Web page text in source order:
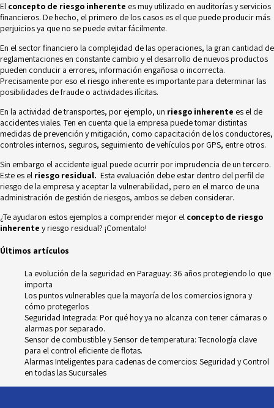
El concepto de riesgo inherente es muy utilizado en auditorías y servicios
financieros. De hecho, el primero de los casos es el que puede producir más
perjuicios ya que no se puede evitar fácilmente.
En el sector financiero la complejidad de las operaciones, la gran cantidad de
reglamentaciones en constante cambio y el desarrollo de nuevos productos
pueden conducir a errores, información engañosa o incorrecta.
Precisamente por eso el riesgo inherente es importante para determinar las
posibilidades defraude o actividades ilícitas.
En la actividad de transportes, por ejemplo, un riesgo inherente es el de
accidentes viales. Ten en cuenta que la empresa puede tomar distintas
medidas de prevención y mitigación, como capacitación de los conductores,
controles internos, seguros, seguimiento de vehículos por GPS, entre otros.
Sin embargo el accidente igual puede ocurrir por imprudencia de un tercero.
Este es el riesgo residual. Esta evaluación debe estar dentro del perfil de
riesgo de la empresa y aceptar la vulnerabilidad, pero en el marco de una
administración de gestión de riesgos, ambos se deben considerar.
¿Te ayudaron estos ejemplos a comprender mejor el concepto de riesgo
inherente y riesgo residual? ¡Comentalo!
Últimos artículos
La evolución de la seguridad en Paraguay: 36 años protegiendo lo que
importa
Los puntos vulnerables que la mayoría de los comercios ignora y
cómo protegerlos
Seguridad Integrada: Por qué hoy ya no alcanza con tener cámaras o
alarmas por separado.
Sensor de combustible y Sensor de temperatura: Tecnología clave
para el control eficiente de flotas.
Alarmas Inteligentes para cadenas de comercios: Seguridad y Control
en todas las Sucursales